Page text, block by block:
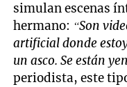
simulan escenas
hermano: “Son
artificial donde
un asco. Se están
periodista, este